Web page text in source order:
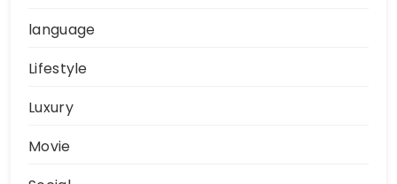
language
Lifestyle
Luxury
Movie